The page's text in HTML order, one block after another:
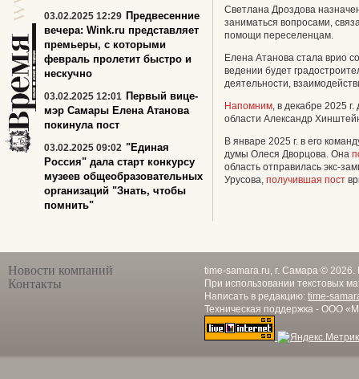
Светлана Дроздова
заниматься вопросами,
помощи переселенцам.
Елена Атанова стала врио
ведении будет
деятельности,
Напомним, в декабре 2025
области Александр
В январе 2025 г. в его
думы Олеся Дворцова. Она
область отправилась экс-
Урусова, получившая пост
03.02.2025 12:29 Предвесенние
вечера: Wink.ru представляет
премьеры, с которыми
февраль пролетит быстро и
нескучно
03.02.2025 12:01 Первый вице-
мэр Самары Елена Атанова
покинула пост
03.02.2025 09:02 "Единая
Россия" дала старт конкурсу
музеев общеобразовательных
организаций "Знать, чтобы
помнить"
Новости компаний
Контакты
time-samara.ru, г. Самара ©
При использовании текстовых
Написать в редакцию: time-
Техническая поддержка - ООО